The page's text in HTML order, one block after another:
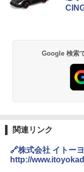
Google 検索
関連リンク
🔗株式会社 イトー
http://